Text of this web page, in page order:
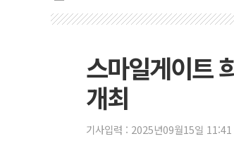
스마일게이트
개최
기사입력 : 2025년09월15일 11:41